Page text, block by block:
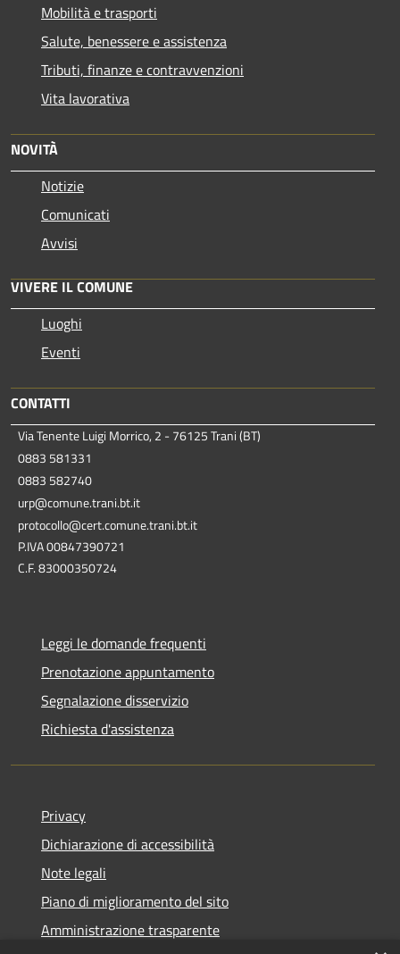
Mobilità e trasporti
Salute, benessere e assistenza
Tributi, finanze e contravvenzioni
Vita lavorativa
NOVITÀ
Notizie
Comunicati
Avvisi
VIVERE IL COMUNE
Luoghi
Eventi
CONTATTI
Via Tenente Luigi Morrico, 2 - 76125 Trani (BT)
0883 581331
0883 582740
urp@comune.trani.bt.it
protocollo@cert.comune.trani.bt.it
P.IVA 00847390721
C.F. 83000350724
Leggi le domande frequenti
Prenotazione appuntamento
Segnalazione disservizio
Richiesta d'assistenza
Privacy
Dichiarazione di accessibilità
Note legali
Piano di miglioramento del sito
Amministrazione trasparente